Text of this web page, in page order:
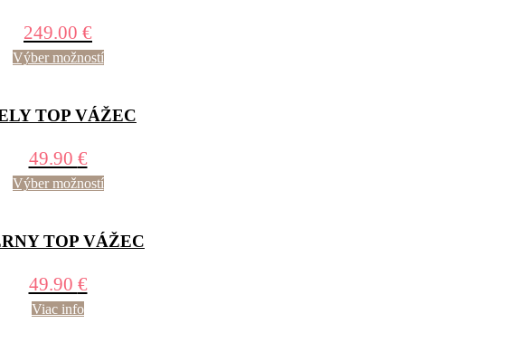
249.00 €
Výber možností
TOP VÁŽEC
49.90 €
Výber možností
TOP VÁŽEC
49.90 €
Viac info